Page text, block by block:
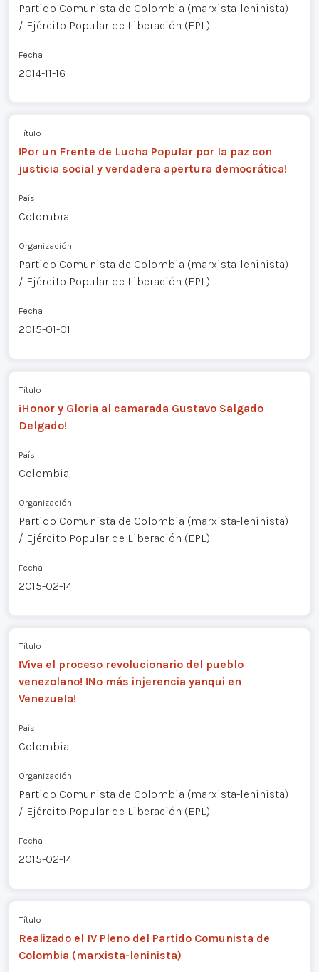
Partido Comunista de Colombia (marxista-leninista)
/ Ejército Popular de Liberación (EPL)
Fecha
2014-11-16
Título
¡Por un Frente de Lucha Popular por la paz con
justicia social y verdadera apertura democrática!
País
Colombia
Organización
Partido Comunista de Colombia (marxista-leninista)
/ Ejército Popular de Liberación (EPL)
Fecha
2015-01-01
Título
¡Honor y Gloria al camarada Gustavo Salgado
Delgado!
País
Colombia
Organización
Partido Comunista de Colombia (marxista-leninista)
/ Ejército Popular de Liberación (EPL)
Fecha
2015-02-14
Título
¡Viva el proceso revolucionario del pueblo
venezolano! ¡No más injerencia yanqui en
Venezuela!
País
Colombia
Organización
Partido Comunista de Colombia (marxista-leninista)
/ Ejército Popular de Liberación (EPL)
Fecha
2015-02-14
Título
Realizado el IV Pleno del Partido Comunista de
Colombia (marxista-leninista)